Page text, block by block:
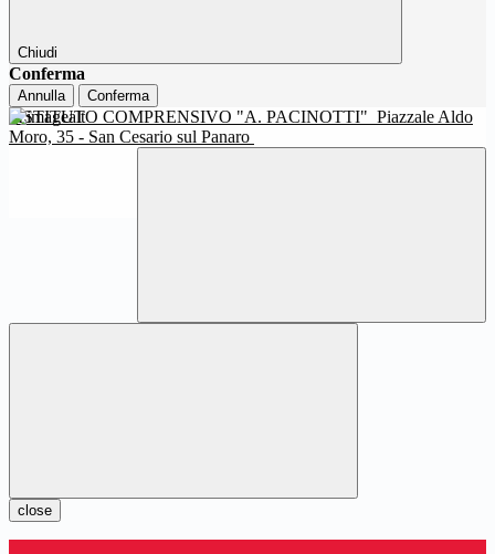
Chiudi
Conferma
Annulla Conferma
ISTITUTO COMPRENSIVO "A. PACINOTTI" Piazzale Aldo
Moro, 35 - San Cesario sul Panaro
close